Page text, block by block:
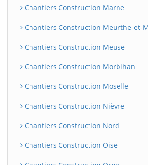
Chantiers Construction Marne
Chantiers Construction Meurthe-et-
Chantiers Construction Meuse
Chantiers Construction Morbihan
Chantiers Construction Moselle
Chantiers Construction Nièvre
Chantiers Construction Nord
Chantiers Construction Oise